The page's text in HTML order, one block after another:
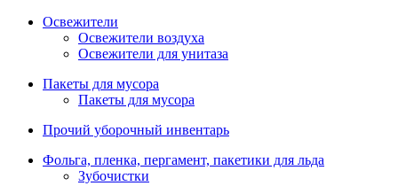
Освежители
Освежители воздуха
Освежители для унитаза
Пакеты для мусора
Пакеты для мусора
Прочий уборочный инвентарь
Фольга, пленка, пергамент, пакетики для льда
Зубочистки